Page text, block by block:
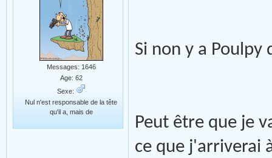
Messages: 1646
Age: 62
Sexe:
Nul n'est responsable de la tête
qu'il a, mais de
Si non y a Poulpy
Peut être que je
ce que j'arriverai